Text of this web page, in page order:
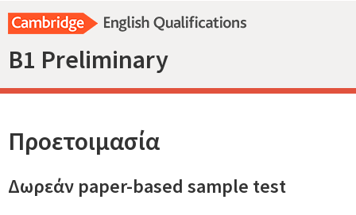
B1 Preliminary
Προετοιμασία
Δωρεάν paper-based sample test